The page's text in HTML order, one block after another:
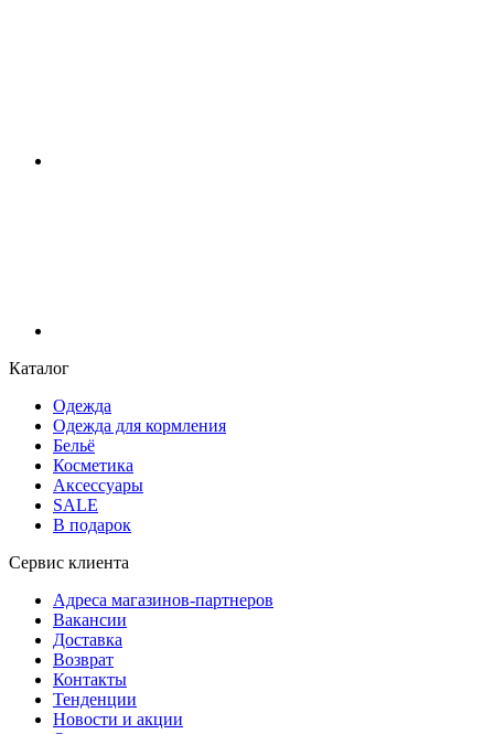
Каталог
Одежда
Одежда для кормления
Бельё
Косметика
Аксессуары
SALE
В подарок
Сервис клиента
Адреса магазинов-партнеров
Вакансии
Доставка
Возврат
Контакты
Тенденции
Новости и акции